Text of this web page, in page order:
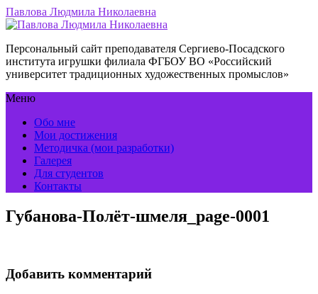
Павлова Людмила Николаевна
Персональный сайт преподавателя Сергиево-Посадского
института игрушки филиала ФГБОУ ВО «Российский
университет традиционных художественных промыслов»
Меню
Обо мне
Мои достижения
Методичка (мои разработки)
Галерея
Для студентов
Контакты
Губанова-Полёт-шмеля_page-0001
Добавить комментарий